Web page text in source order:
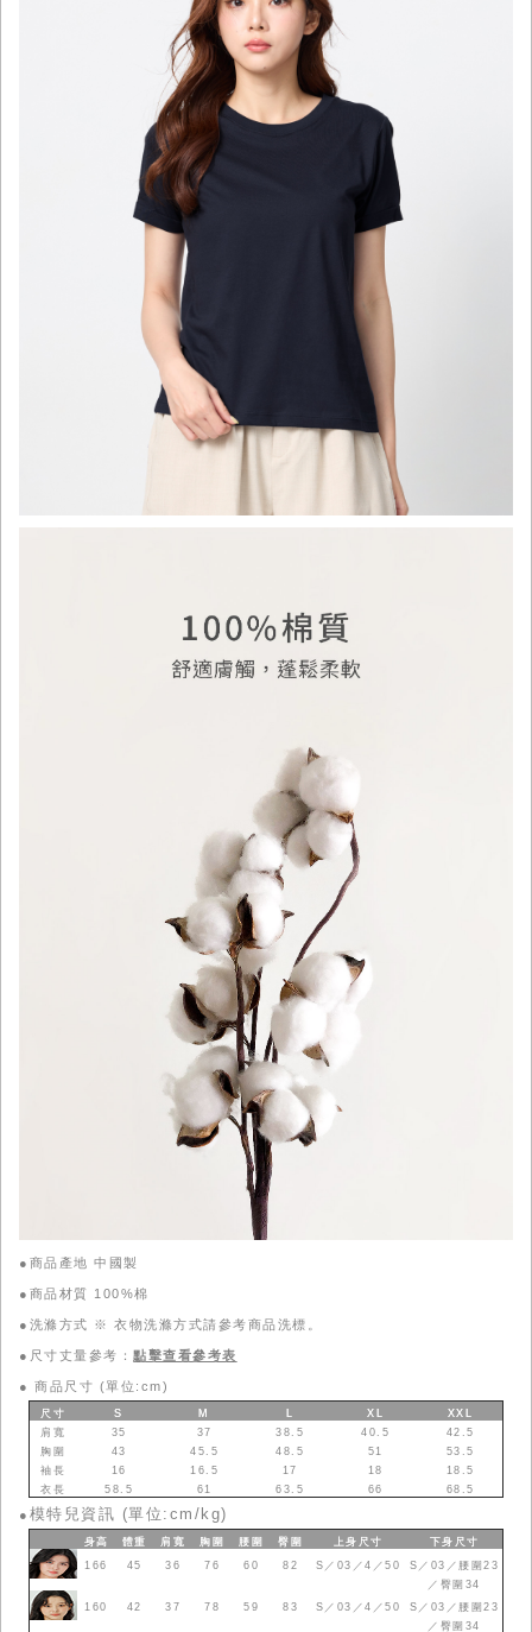
●商品產地 中國製
●商品材質 100%棉
●洗滌方式 ※ 衣物洗滌方式請參考商品洗標。
●尺寸丈量參考： 點擊查看參考表
● 商品尺寸 (單位:cm)
尺寸 S M L XL
XXL
肩寬
35 37 38.5 40.5
42.5
胸圍
43 45.5 48.5 51
53.5
袖長
16 16.5 17 18
18.5
衣長
58.5 61 63.5 66 68.5
● 模特兒資訊 (單位:cm/kg)
身高 體重 肩寬 胸圍 腰圍 臀圍 上身 尺寸 下身 尺寸
166
45 36 76 60 82 S／03／4／50
S／03／腰圍23
／臀圍34
160
42 37 78 59 83 S／03／4／50
S／03／腰圍23
／臀圍34